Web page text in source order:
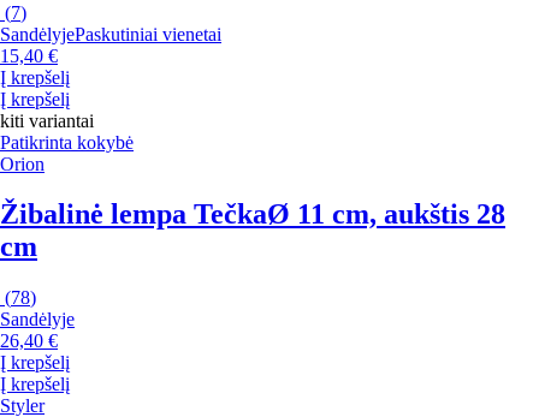
(7)
SandėlyjePaskutiniai vienetai
15,40 €
Į krepšelį
Į krepšelį
kiti variantai
Patikrinta kokybė
Orion
Žibalinė lempa TečkaØ 11 cm, aukštis 28
cm
(78)
Sandėlyje
26,40 €
Į krepšelį
Į krepšelį
Styler